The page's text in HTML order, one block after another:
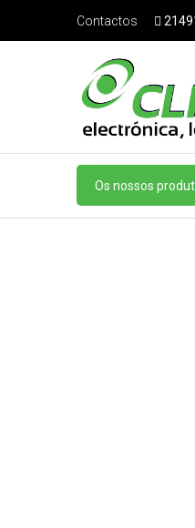
Contactos
Os nossos